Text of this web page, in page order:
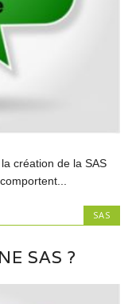
création de la SAS
SAS
SAS ?